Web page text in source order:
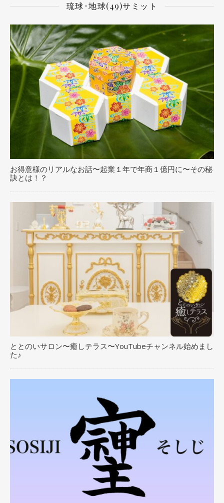
琉球･地球(49)サミット
お得意様のリアルなお話〜起業１年で年商１億円に〜その秘
訣とは！？
ととのいサロン〜癒しテラス〜YouTubeチャンネル始めまし
た♪